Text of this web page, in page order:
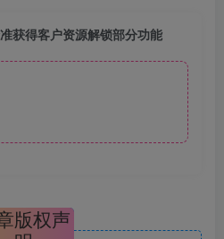
获得客户资源解锁部分功能
版权声